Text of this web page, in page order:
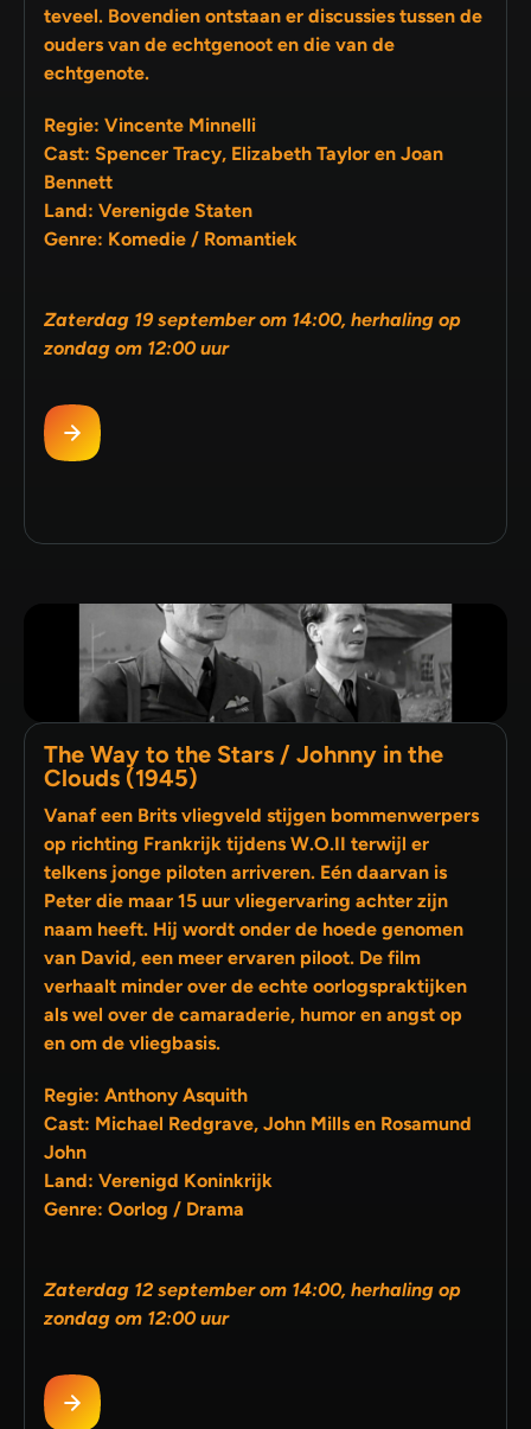
teveel. Bovendien ontstaan er discussies tussen de
ouders van de echtgenoot en die van de
echtgenote.
Regie: Vincente Minnelli
Cast: Spencer Tracy, Elizabeth Taylor en Joan
Bennett
Land: Verenigde Staten
Genre: Komedie / Romantiek
Zaterdag 19 september om 14:00, herhaling op
zondag om 12:00 uur
The Way to the Stars / Johnny in the
Clouds (1945)
Vanaf een Brits vliegveld stijgen bommenwerpers
op richting Frankrijk tijdens W.O.II terwijl er
telkens jonge piloten arriveren. Eén daarvan is
Peter die maar 15 uur vliegervaring achter zijn
naam heeft. Hij wordt onder de hoede genomen
van David, een meer ervaren piloot. De film
verhaalt minder over de echte oorlogspraktijken
als wel over de camaraderie, humor en angst op
en om de vliegbasis.
Regie: Anthony Asquith
Cast: Michael Redgrave, John Mills en Rosamund
John
Land: Verenigd Koninkrijk
Genre: Oorlog / Drama
Zaterdag 12 september om 14:00, herhaling op
zondag om 12:00 uur